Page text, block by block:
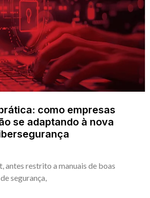
como empresas
se adaptando à nova
antes restrito a manuais de boas
segurança,